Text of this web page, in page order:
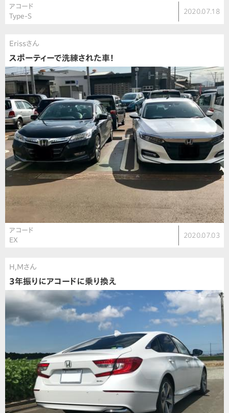
アコード
Type-S
2020.07.18
Erissさん
スポーティーで洗練された車！
アコード
EX
2020.07.03
H,Mさん
3年振りにアコードに乗り換え